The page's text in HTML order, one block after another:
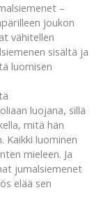
–
joukon
vähitellen
sisältä ja
luomisen
luojana, sillä
mitä hän
Kaikki luominen
mieleen. Ja
jumalsiemenet
elää sen